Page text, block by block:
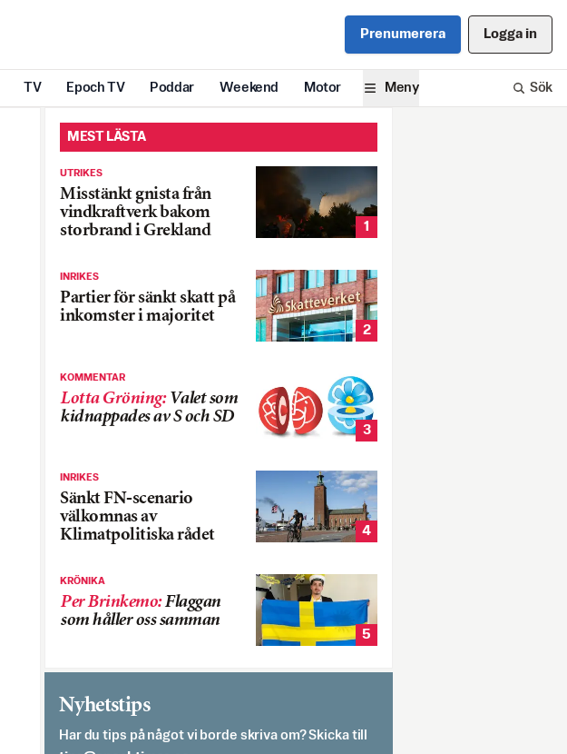
Prenumerera Logga in
TV Epoch TV Poddar Weekend Motor Meny Sök
MEST LÄSTA
UTRIKES
Misstänkt gnista från
vindkraftverk bakom
storbrand i Grekland
1
INRIKES
Partier för sänkt skatt på
inkomster i majoritet
2
KOMMENTAR
Lotta Gröning: Valet som
kidnappades av S och SD
3
INRIKES
Sänkt FN-scenario
välkomnas av
Klimatpolitiska rådet
4
KRÖNIKA
Per Brinkemo:Flaggan
som håller oss samman
5
Nyhetstips
Har du tips på något vi borde skriva om? Skicka till